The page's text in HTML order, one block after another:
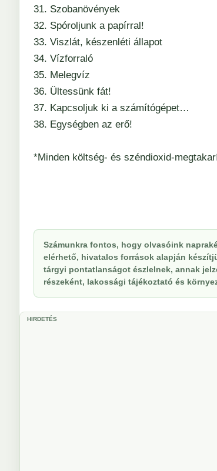
31. Szobanövények
32. Spóroljunk a papírral!
33. Viszlát, készenléti állapot
34. Vízforraló
35. Melegvíz
36. Ültessünk fát!
37. Kapcsoljuk ki a számítógépet…
38. Egységben az erő!
*Minden költség- és széndioxid-
Számunkra fontos, hogy olvasóink
elérhető, hivatalos források alapján
tárgyi pontatlanságot észlelnek, annak
részeként, lakossági tájékoztató és
HIRDETÉS